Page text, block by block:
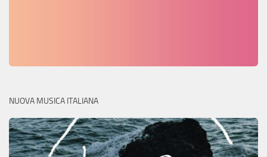
NUOVA MUSICA ITALIANA